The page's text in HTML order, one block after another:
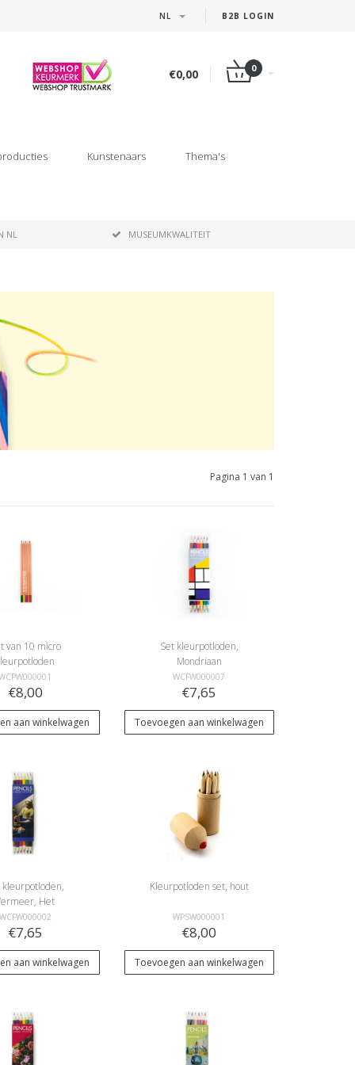
B2B LOGIN
NL
€0,00 0
Kunstenaars Thema's
NL MUSEUMKWALITEIT
Pagina 1 van 1
van 10 micro
€8,00
aan winkelwagen
Set kleurpotloden,
Mondriaan
WCFW000007
€7,65
Toevoegen aan winkelwagen
kleurpotloden,
Het
melkmeisje
WCFW000002
€7,65
aan winkelwagen
Kleurpotloden set, hout
WPSW000001
€8,00
Toevoegen aan winkelwagen